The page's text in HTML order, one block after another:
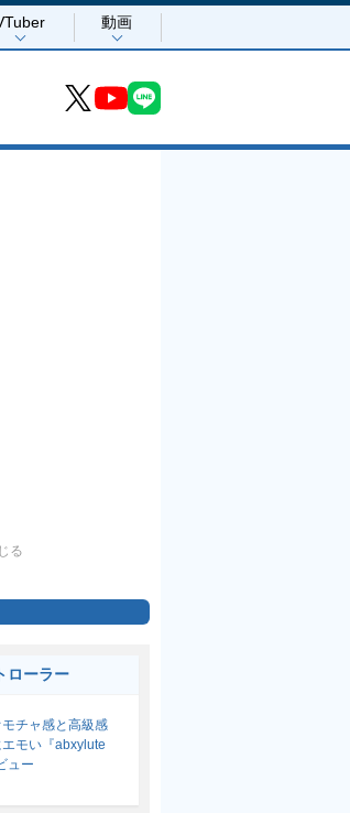
動画
る
ローラー
チャ感と高級感
モい『abxylute
ュー